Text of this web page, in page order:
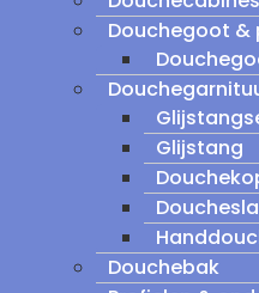
Douchegoot &
Glijstang
Douchebak